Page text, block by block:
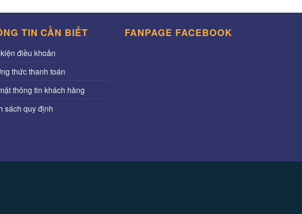
TIN CẦN BIẾT
điều khoản
thức thanh toán
thông tin khách hàng
sách quy định
FANPAGE FACEBOOK